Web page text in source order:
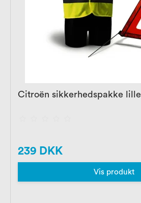
Citroën sikkerhedspakke lille
239 DKK
Vis produkt